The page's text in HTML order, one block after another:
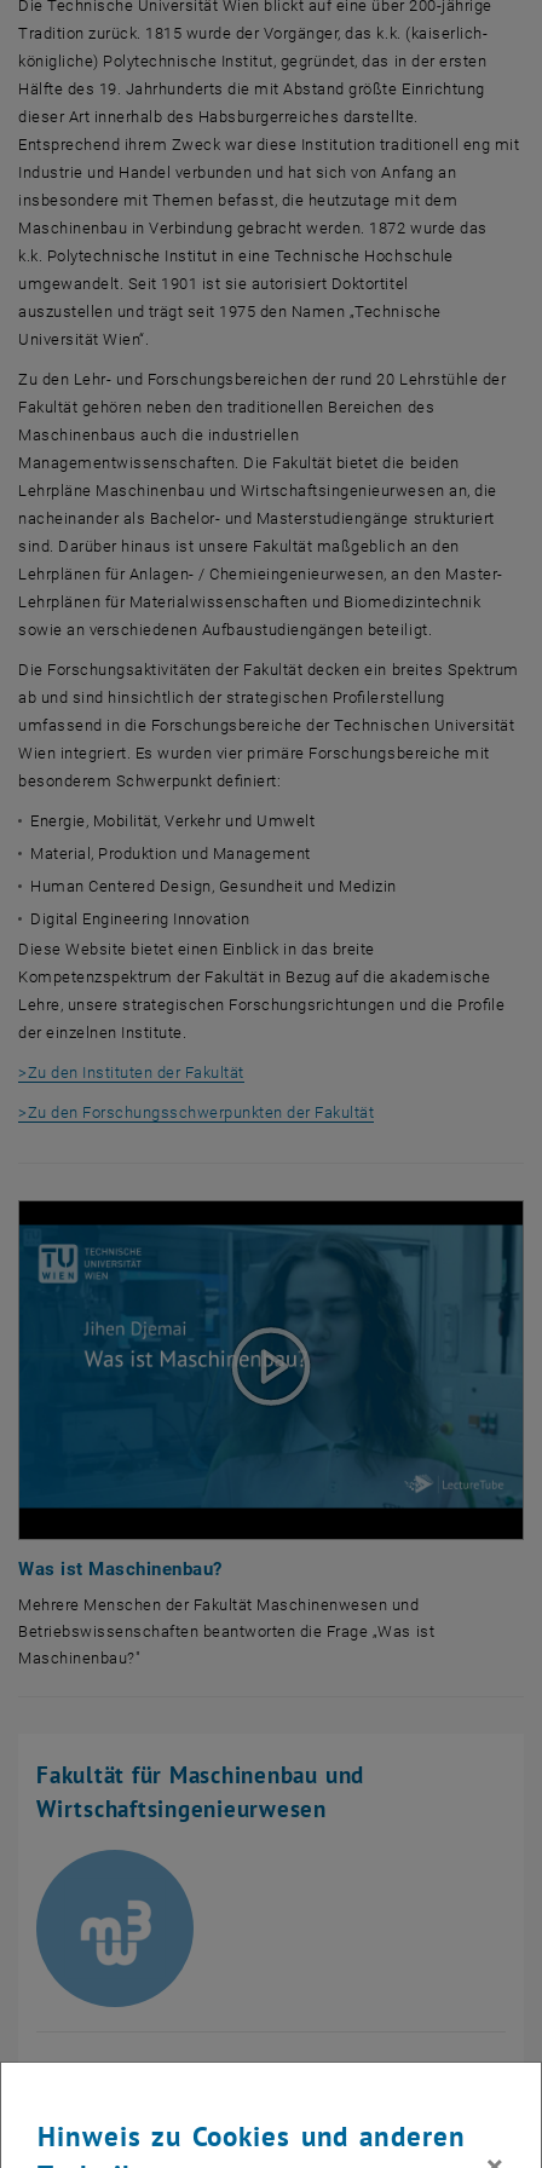
Die Technische Universität Wien blickt auf eine über 200-jährige
Tradition zurück. 1815 wurde der Vorgänger, das k.k. (kaiserlich-
königliche) Polytechnische Institut, gegründet, das in der ersten
Hälfte des 19. Jahrhunderts die mit Abstand größte Einrichtung
dieser Art innerhalb des Habsburgerreiches darstellte.
Entsprechend ihrem Zweck war diese Institution traditionell eng mit
Industrie und Handel verbunden und hat sich von Anfang an
insbesondere mit Themen befasst, die heutzutage mit dem
Maschinenbau in Verbindung gebracht werden. 1872 wurde das
k.k. Polytechnische Institut in eine Technische Hochschule
umgewandelt. Seit 1901 ist sie autorisiert Doktortitel
auszustellen und trägt seit 1975 den Namen „Technische
Universität Wien“.
Zu den Lehr- und Forschungsbereichen der rund 20 Lehrstühle der
Fakultät gehören neben den traditionellen Bereichen des
Maschinenbaus auch die industriellen
Managementwissenschaften. Die Fakultät bietet die beiden
Lehrpläne Maschinenbau und Wirtschaftsingenieurwesen an, die
nacheinander als Bachelor- und Masterstudiengänge strukturiert
sind. Darüber hinaus ist unsere Fakultät maßgeblich an den
Lehrplänen für Anlagen- / Chemieingenieurwesen, an den Master-
Lehrplänen für Materialwissenschaften und Biomedizintechnik
sowie an verschiedenen Aufbaustudiengängen beteiligt.
Die Forschungsaktivitäten der Fakultät decken ein breites Spektrum
ab und sind hinsichtlich der strategischen Profilerstellung
umfassend in die Forschungsbereiche der Technischen Universität
Wien integriert. Es wurden vier primäre Forschungsbereiche mit
besonderem Schwerpunkt definiert:
Energie, Mobilität, Verkehr und Umwelt
Material, Produktion und Management
Human Centered Design , Gesundheit und Medizin
Digital Engineering Innovation
Diese Website bietet einen Einblick in das breite
Kompetenzspektrum der Fakultät in Bezug auf die akademische
Lehre, unsere strategischen Forschungsrichtungen und die Profile
der einzelnen Institute.
>Zu den Instituten der Fakultät
>Zu den Forschungsschwerpunkten der Fakultät
Was ist Maschinenbau?
Mehrere Menschen der Fakultät Maschinenwesen und
Betriebswissenschaften beantworten die Frage „Was ist
Maschinenbau?"
Fakultät für Maschinenbau und
Wirtschaftsingenieurwesen
Hinweis zu Cookies und anderen